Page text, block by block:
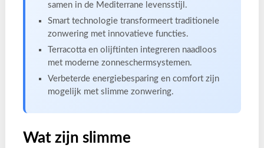
samen in de Mediterrane levensstijl.
Smart technologie transformeert traditionele
zonwering met innovatieve functies.
Terracotta en olijftinten integreren naadloos
met moderne zonneschermsystemen.
Verbeterde energiebesparing en comfort zijn
mogelijk met slimme zonwering.
Wat zijn slimme